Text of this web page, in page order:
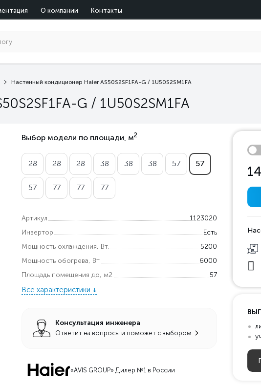
О компании Контакты
Настенный кондиционер Haier AS50S2SF1FA-G / 1U50S2SM1FA
G / 1U50S2SM1FA
Выбор модели по площади, м2
28 28 28 38 38 38 57 57
57 77 77 77
Артикул
1123020
Инвертор
Есть
Мощность охлаждения, Вт.
5200
Мощность обогрева, Вт
6000
Площадь помещения до, м2
57
Все характеристики
Консультация инженера
Ответит на вопросы и поможет с выбором
«AVIS GROUP» Дилер №1 в России